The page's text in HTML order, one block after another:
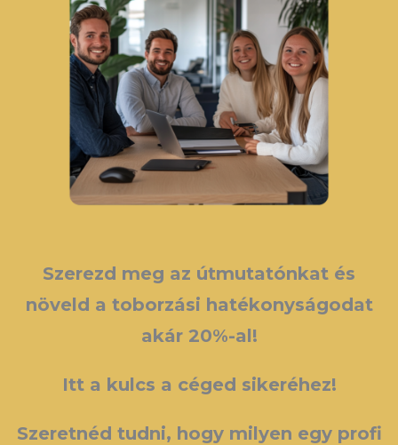
Szerezd meg az útmutatónkat és
növeld a toborzási hatékonyságodat
akár 20%-al!
Itt a kulcs a céged sikeréhez!
Szeretnéd tudni, hogy milyen egy profi